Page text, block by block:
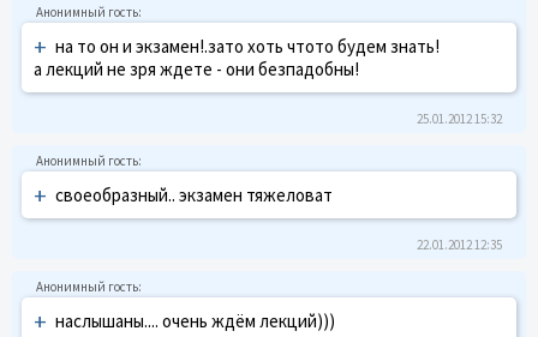
+ на то он и экзамен!.зато хоть чтото будем знать!
а лекций не зря ждете - они безпадобны!
25.01.2012 15:32
+ своеобразный.. экзамен тяжеловат
22.01.2012 12:35
+ наслышаны.... очень ждём лекций)))